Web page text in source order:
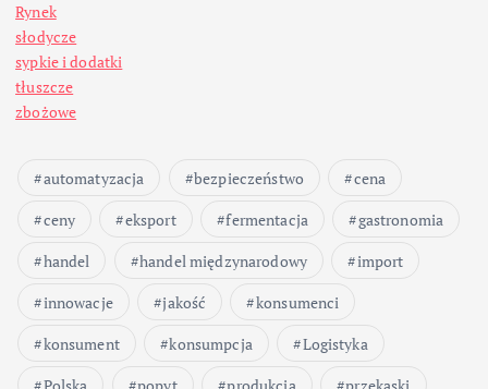
w
a
n
i
e
Rynek
słodycze
sypkie i dodatki
tłuszcze
zbożowe
automatyzacja bezpieczeństwo
cena
ceny
eksport fermentacja
gastronomia
handel
handel międzynarodowy
import
innowacje
jakość
konsumenci
konsument
konsumpcja
Logistyka